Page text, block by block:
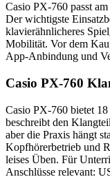
Casio PX-760 passt
Der wichtigste
klavierähnlicheres
Mobilität. Vor dem
App-Anbindung und
Casio PX-760
Casio PX-760 bietet
beschreibt den
aber die Praxis hängt
Kopfhörerbetrieb und
leises Üben. Für
Anschlüsse relevant: